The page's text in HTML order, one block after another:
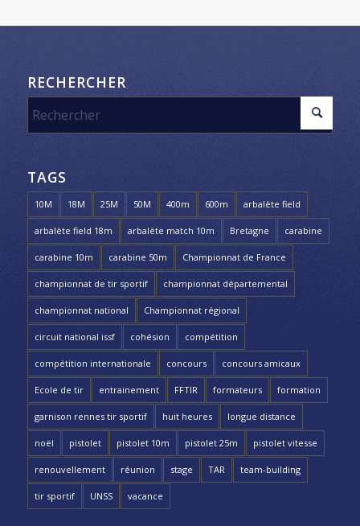
RECHERCHER
TAGS
10M 18M 25M 50M 400m 600m arbalète field
arbalète field 18m arbalète match 10m Bretagne carabine
carabine 10m carabine 50m Championnat de France
championnat de tir sportif championnat départemental
championnat national Championnat régional
circuit national issf cohésion compétition
compétition internationale concours concours amicaux
Ecole de tir entrainement FFTIR formateurs formation
garnison rennes tir sportif huit heures longue distance
noël pistolet pistolet 10m pistolet 25m pistolet vitesse
renouvellement réunion stage TAR team-building
tir sportif UNSS vacance